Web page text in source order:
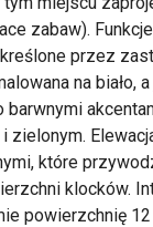
zabaw).
przez
na biało,
zielonym.
które
klocków.
powierzchnię